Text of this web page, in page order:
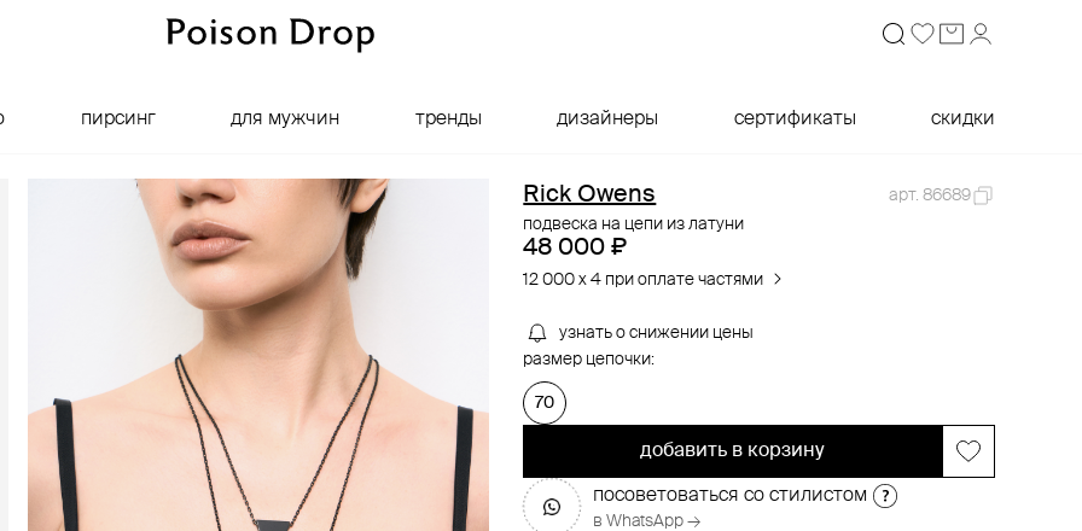
пирсинг для мужчин тренды дизайнеры сертификаты скидки
Rick Owens
арт. 86689
подвеска на цепи из латуни
48 000 ₽
12 000 x 4 при оплате частями
узнать о снижении цены
размер цепочки:
70
добавить в корзину
посоветоваться со стилистом
в WhatsApp →